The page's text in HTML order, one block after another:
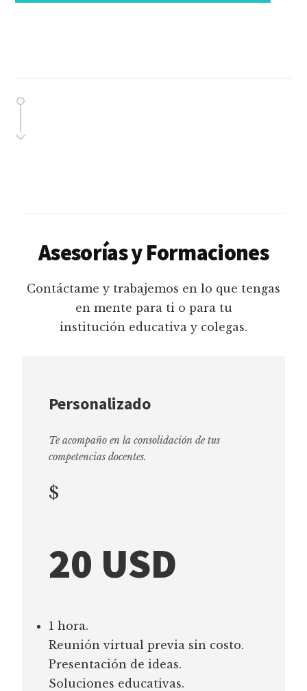
Asesorías y Formaciones
Contáctame y trabajemos en lo que tengas
en mente para ti o para tu
institución educativa y colegas.
Personalizado
Te acompaño en la consolidación de tus
competencias docentes.
$
20 USD
1 hora.
Reunión virtual previa sin costo.
Presentación de ideas.
Soluciones educativas.